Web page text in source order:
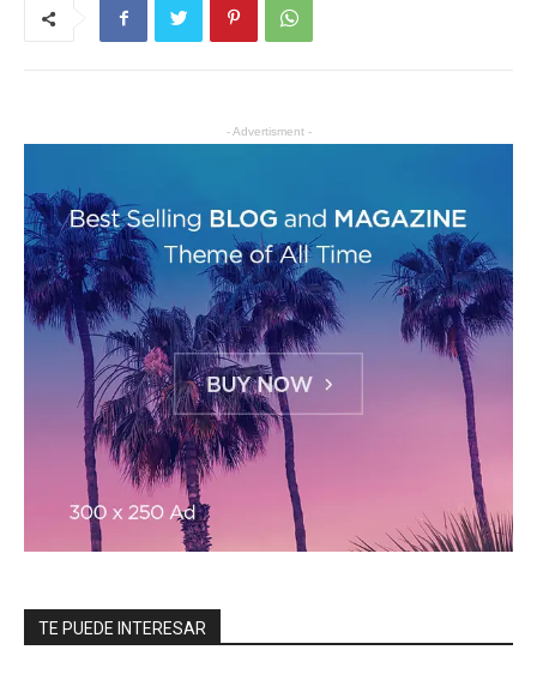
- Advertisment -
TE PUEDE INTERESAR